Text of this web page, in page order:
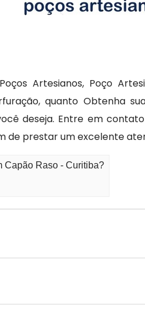
Artesianos, Poço
quanto Obtenha
deseja. Entre em
de prestar um excelente
Capão Raso - Curitiba?